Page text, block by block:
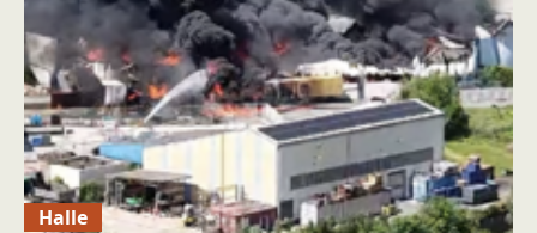
Halle